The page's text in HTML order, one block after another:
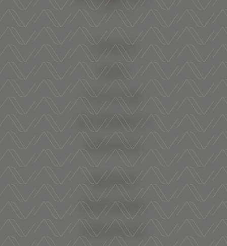
COMPANY
WINES
VITICULTURE
SUSTAINABILITY
TRENTODOC
WINE SHOP
NEWS & EVENTS
WORK WITH US